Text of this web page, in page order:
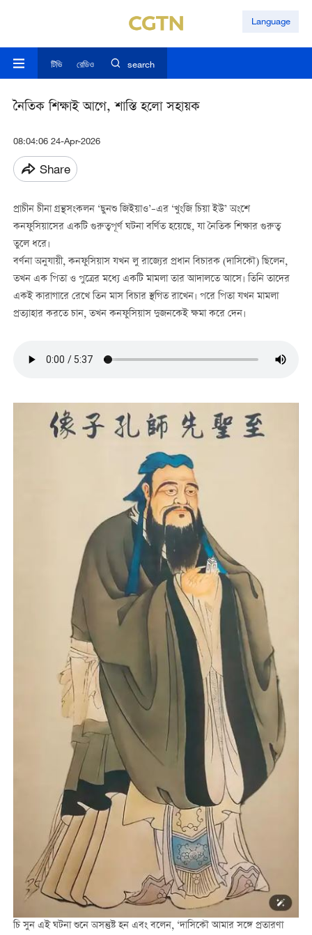
Language
টিভি রেডিও search
নৈতিক শিক্ষাই আগে, শাস্তি হলো সহায়ক
08:04:06 24-Apr-2026
Share
প্রাচীন চীনা গ্রন্থসংকলন ‘ছুনশু জিইয়াও’–এর ‘খুংজি চিয়া ইউ’ অংশে
কনফুসিয়াসের একটি গুরুত্বপূর্ণ ঘটনা বর্ণিত হয়েছে, যা নৈতিক শিক্ষার গুরুত্ব
তুলে ধরে।
বর্ণনা অনুযায়ী, কনফুসিয়াস যখন লু রাজ্যের প্রধান বিচারক (দাসিকৌ) ছিলেন,
তখন এক পিতা ও পুত্রের মধ্যে একটি মামলা তার আদালতে আসে। তিনি তাদের
একই কারাগারে রেখে তিন মাস বিচার স্থগিত রাখেন। পরে পিতা যখন মামলা
প্রত্যাহার করতে চান, তখন কনফুসিয়াস দুজনকেই ক্ষমা করে দেন।
চি সুন এই ঘটনা শুনে অসন্তুষ্ট হন এবং বলেন, ‘দাসিকৌ আমার সঙ্গে প্রতারণা